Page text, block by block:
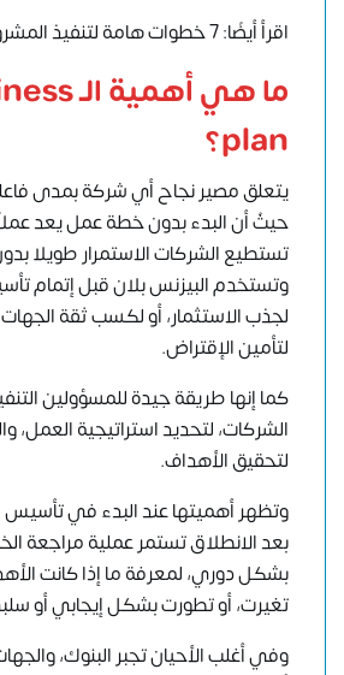
اقرأ أيضًا: 7 خطوات هامة لتنفيذ المشروع الخاص بك
ما هي أهمية الـ
plan؟
يتعلق مصير نجاح أي شركة بمدى
حيثُ أن البدء بدون خطة عمل يعد عملاً
تستطيع الشركات الاستمرار طويلا
وتستخدم البيزنس بلان قبل إتمام
لجذب الاستثمار، أو لكسب ثقة الجهات
لتأمين الإقتراض.
كما إنها طريقة جيدة للمسؤولين
الشركات، لتحديد استراتيجية العمل،
لتحقيق الأهداف.
وتظهر أهميتها عند البدء في
بعد الانطلاق تستمر عملية مراجعة
بشكل دوري، لمعرفة ما إذا كانت
تغيرت، أو تطورت بشكل إيجابي أو
وفي أغلب الأحيان تجبر البنوك،